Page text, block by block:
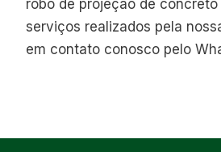
robô de projeção de concreto
serviços realizados pela
em contato conosco pelo